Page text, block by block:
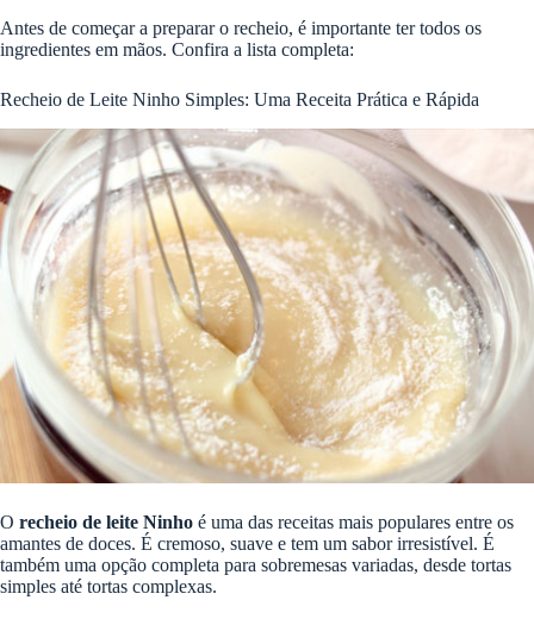
Antes de começar a preparar o recheio, é importante ter todos os
ingredientes em mãos. Confira a lista completa:
Recheio de Leite Ninho Simples: Uma Receita Prática e Rápida
O recheio de leite Ninho é uma das receitas mais populares entre os
amantes de doces. É cremoso, suave e tem um sabor irresistível. É
também uma opção completa para sobremesas variadas, desde tortas
simples até tortas complexas.